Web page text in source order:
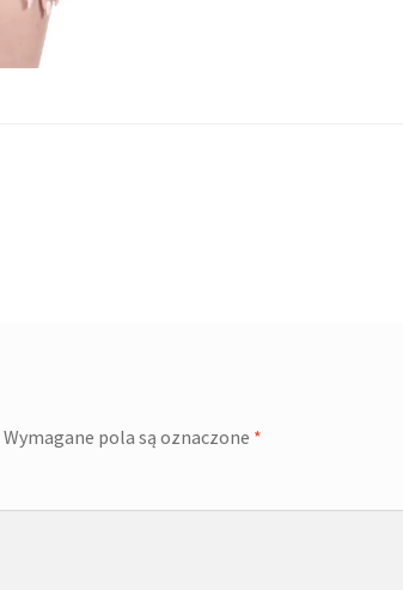
Wymagane pola są oznaczone *